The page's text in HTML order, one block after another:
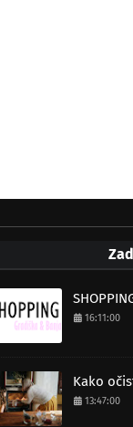
16:11:00
Kako
13:47:00